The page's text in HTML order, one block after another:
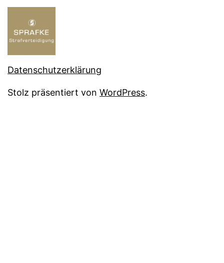
Datenschutzerklärung
Stolz präsentiert von WordPress.